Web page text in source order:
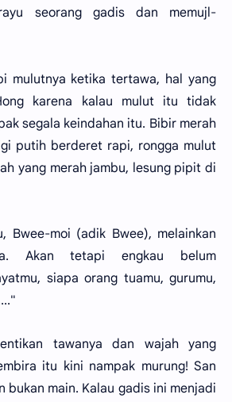
seorang gadis dan memujl-
mulutnya ketika tertawa, hal yang
karena kalau mulut itu tidak
segala keindahan itu. Bibir merah
putih berderet rapi, rongga mulut
yang merah jambu, lesung pipit di
Bwee-moi (adik Bwee), melainkan
Akan tetapi engkau belum
siapa orang tuamu, gurumu,
tawanya dan wajah yang
itu kini nampak murung! San
bukan main. Kalau gadis ini menjadi